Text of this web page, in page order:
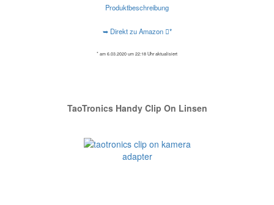
Produktbeschreibung
➥ Direkt zu Amazon *
* am 6.03.2020 um 22:18 Uhr aktualisiert
TaoTronics Handy Clip On Linsen